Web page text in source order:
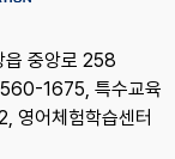
읍 중앙로 258
1675, 특수교육
어체험학습센터